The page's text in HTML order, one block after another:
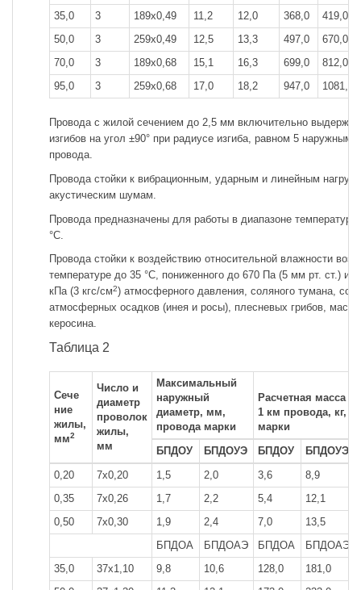
35,0
3 189x0,49 11,2 12,0 368,0
419,0
50,0
3 259x0,49 12,5 13,3 497,0
670,0
70,0
3 189x0,68 15,1 16,3 699,0
812,0
95,0
3 259x0,68 17,0 18,2 947,0 1081,0
Провода с жилой сечением до 2,5 мм включительно
изгибов на угол ±90° при радиусе изгиба, равном 5 наружным
провода.
Провода стойки к вибрационным, ударным и линейным
акустическим шумам.
Провода предназначены для работы в диапазоне температур
°С.
Провода стойки к воздействию относительной влажности
температуре до 35 °С, пониженного до 670 Па (5 мм рт. ст.) и
кПа (3 кгс/см2) атмосферного давления, соляного тумана,
атмосферных осадков (инея и росы), плесневых грибов,
керосина.
Таблица 2
Сече
ние
жилы,
мм2
Число и
диаметр
проволок
жилы,
мм
Максимальный
наружный
диаметр, мм,
провода марки
Расчетная масса
1 км провода, кг,
марки
БПДОУ БПДОУЭ БПДОУ
БПДОУЭ
0,20
7x0,20 1,5 2,0 3,6 8,9
0,35
7x0,26 1,7 2,2 5,4 12,1
0,50
7x0,30 1,9 2,4 7,0 13,5
БПДОА
БПДОАЭ БПДОА
БПДОАЭ
35,0
37x1,10 9,8 10,6 128,0 181,0